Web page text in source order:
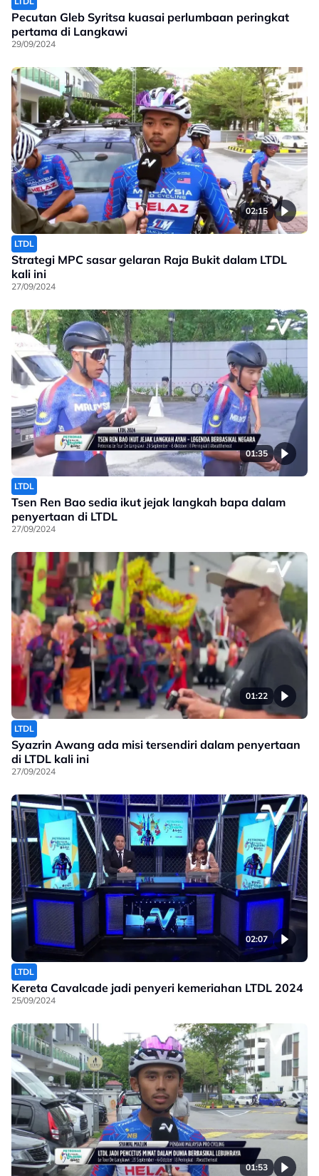
Pecutan Gleb Syritsa kuasai perlumbaan peringkat
pertama di Langkawi
29/09/2024
02:15
LTDL
Strategi MPC sasar gelaran Raja Bukit dalam LTDL
kali ini
27/09/2024
01:35
LTDL
Tsen Ren Bao sedia ikut jejak langkah bapa dalam
penyertaan di LTDL
27/09/2024
01:22
LTDL
Syazrin Awang ada misi tersendiri dalam penyertaan
di LTDL kali ini
27/09/2024
02:07
LTDL
Kereta Cavalcade jadi penyeri kemeriahan LTDL 2024
25/09/2024
01:53